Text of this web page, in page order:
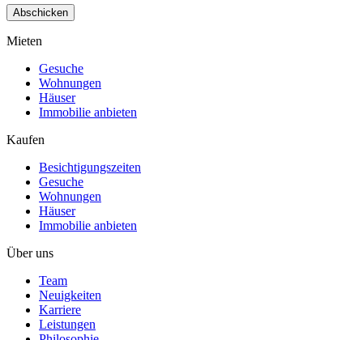
Mieten
Gesuche
Wohnungen
Häuser
Immobilie anbieten
Kaufen
Besichtigungszeiten
Gesuche
Wohnungen
Häuser
Immobilie anbieten
Über uns
Team
Neuigkeiten
Karriere
Leistungen